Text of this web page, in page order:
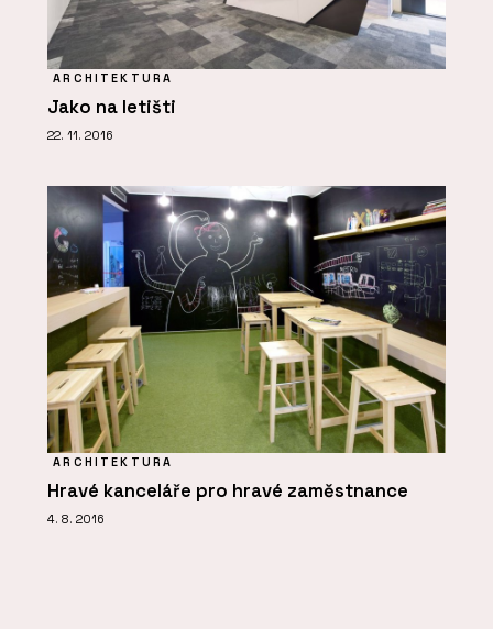
ARCHITEKTURA
Jako na letišti
22. 11. 2016
ARCHITEKTURA
Hravé kanceláře pro hravé zaměstnance
4. 8. 2016